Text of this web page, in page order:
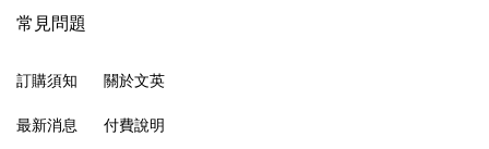
常見問題
訂購須知
最新消息
關於文英
付費說明